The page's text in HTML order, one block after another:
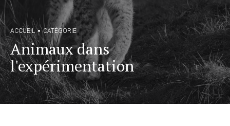
ACCUEIL CATÉGORIE
Animaux dans
l'expérimentation